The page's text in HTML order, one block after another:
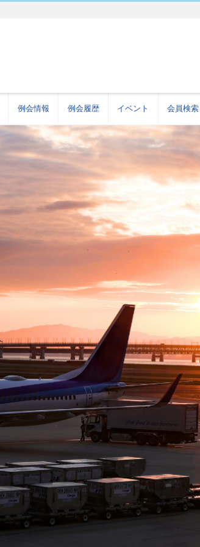
例会情報 例会履歴 イベント 会員検索